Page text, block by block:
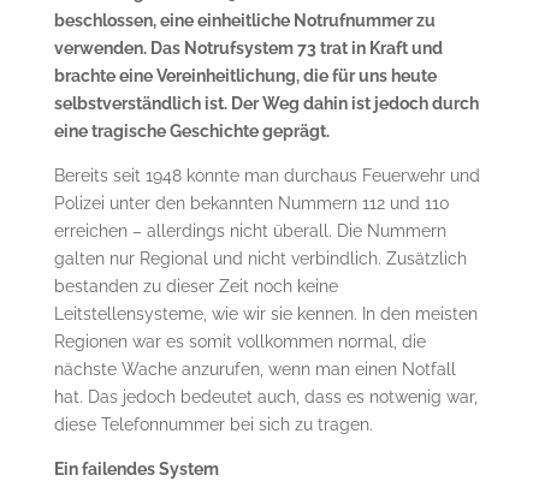
beschlossen, eine einheitliche Notrufnummer zu
verwenden. Das Notrufsystem 73 trat in Kraft und
brachte eine Vereinheitlichung, die für uns heute
selbstverständlich ist. Der Weg dahin ist jedoch durch
eine tragische Geschichte geprägt.
Bereits seit 1948 konnte man durchaus Feuerwehr und
Polizei unter den bekannten Nummern 112 und 110
erreichen – allerdings nicht überall. Die Nummern
galten nur Regional und nicht verbindlich. Zusätzlich
bestanden zu dieser Zeit noch keine
Leitstellensysteme, wie wir sie kennen. In den meisten
Regionen war es somit vollkommen normal, die
nächste Wache anzurufen, wenn man einen Notfall
hat. Das jedoch bedeutet auch, dass es notwenig war,
diese Telefonnummer bei sich zu tragen.
Ein failendes System